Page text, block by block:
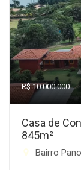
R$ 10.000.000
Casa de
845m²
Bairro